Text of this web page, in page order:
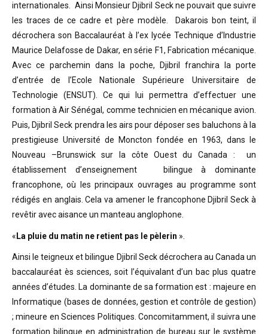
internationales. Ainsi Monsieur Djibril Seck ne pouvait que suivre
les traces de ce cadre et père modèle. Dakarois bon teint, il
décrochera son Baccalauréat à l’ex lycée Technique d’Industrie
Maurice Delafosse de Dakar, en série F1, Fabrication mécanique.
Avec ce parchemin dans la poche, Djibril franchira la porte
d’entrée de l’Ecole Nationale Supérieure Universitaire de
Technologie (ENSUT). Ce qui lui permettra d’effectuer une
formation à Air Sénégal, comme technicien en mécanique avion.
Puis, Djibril Seck prendra les airs pour déposer ses baluchons à la
prestigieuse Université de Moncton fondée en 1963, dans le
Nouveau –Brunswick sur la côte Ouest du Canada : un
établissement d’enseignement bilingue à dominante
francophone, où les principaux ouvrages au programme sont
rédigés en anglais. Cela va amener le francophone Djibril Seck à
revêtir avec aisance un manteau anglophone.
«La pluie du matin ne retient pas le pèlerin ».
Ainsi le teigneux et bilingue Djibril Seck décrochera au Canada un
baccalauréat ès sciences, soit l’équivalant d’un bac plus quatre
années d’études. La dominante de sa formation est : majeure en
Informatique (bases de données, gestion et contrôle de gestion)
; mineure en Sciences Politiques. Concomitamment, il suivra une
formation bilingue en administration de bureau sur le système